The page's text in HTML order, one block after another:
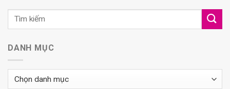
DANH MỤC
Danh